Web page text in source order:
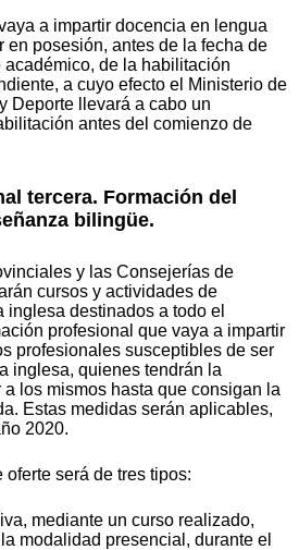
a impartir docencia en lengua
en posesión, antes de la fecha de
de la habilitación
a cuyo efecto el Ministerio de
Deporte llevará a cabo un
antes del comienzo de
tercera. Formación del
bilingüe.
y las Consejerías de
cursos y actividades de
inglesa destinados a todo el
profesional que vaya a impartir
profesionales susceptibles de ser
inglesa, quienes tendrán la
los mismos hasta que consigan la
Estas medidas serán aplicables,
2020.
oferte será de tres tipos:
mediante un curso realizado,
modalidad presencial, durante el